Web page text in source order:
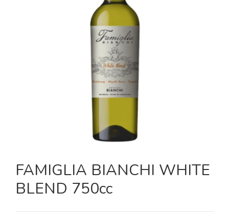
FAMIGLIA BIANCHI WHITE
BLEND 750cc